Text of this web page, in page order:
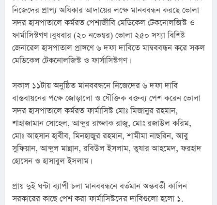
নিজেদের প্রাপ্য অধিকার আদায়ের লক্ষে মানববন্ধন করছে ভোলা
সদর হাসপাতালে কর্মরত পেশাজীবি মেডিকেল টেকনোলজিস্ট ও
ফার্মাসিস্টগণ। বুধবার (২০ নভেম্বর) ভোলা ২৫০ সয্যা বিশিষ্ট
জেনারেল হাসপাতাল প্রাঙ্গণে ৬ দফা দাবিতে মান্বববন্ধন করে সকল
মেডিকেল টেকনোলজিস্ট ও ফার্সাসিস্টগণ।
সকাল ১১টায় অনুষ্ঠিত মানববন্ধনে নিজেদের ৬ দফা দাবি
বাস্তবায়নের পক্ষে জোড়ালো ও যৌক্তিক বক্তব্য পেশ করেন ভোলা
সদর হাসপাতালে কর্মরত ফার্মাসিস্ট মোঃ মিজানুর রহমান,
শাহাজামান সোহেল, আব্দুর রাজ্জাক রাজু, মোঃ রজাউল করিম,
মোঃ আহসান হাবীব, মিনহাজুর রহমান, শামীমা নাছরিন, আবু
সুফিয়ান, আব্দুল মান্নান, রবিউল ইসলাম, তুষার আহমেদ, ফরহাদ
হোসেন ও হাসাবুল ইসলাম।
প্রায় দুই ঘন্টা ব্যাপী চলা মানববন্ধনে বর্তমান অন্তবর্তী কালিন
সরকারের কাছে পেশ করা ফার্মাসিস্টদের দাবিগুলো হলো ১.